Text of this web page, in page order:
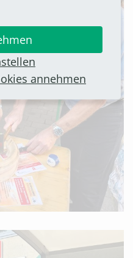
annehmen